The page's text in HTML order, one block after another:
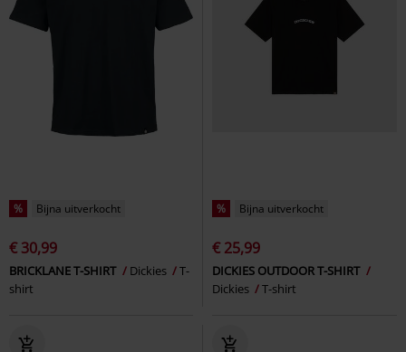
% Bijna uitverkocht
€ 30,99
BRICKLANE T-SHIRT Dickies
T-
shirt
% Bijna uitverkocht
€ 25,99
DICKIES OUTDOOR T-SHIRT
Dickies
T-shirt